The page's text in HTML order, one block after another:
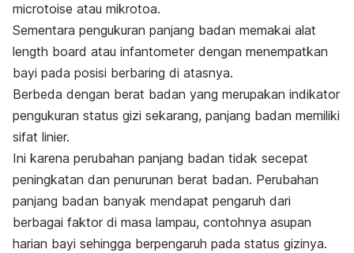
microtoise atau mikrotoa.
Sementara pengukuran panjang badan memakai alat
length board atau infantometer dengan menempatkan
bayi pada posisi berbaring di atasnya.
Berbeda dengan berat badan yang merupakan indikator
pengukuran status gizi sekarang, panjang badan memiliki
sifat linier.
Ini karena perubahan panjang badan tidak secepat
peningkatan dan penurunan berat badan. Perubahan
panjang badan banyak mendapat pengaruh dari
berbagai faktor di masa lampau, contohnya asupan
harian bayi sehingga berpengaruh pada status gizinya.